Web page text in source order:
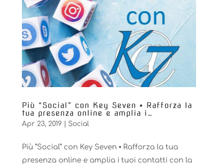
Più “Social” con Key Seven ▪️ Rafforza la
tua presenza online e amplia i…
Apr 23, 2019| Social
Più “Social” con Key Seven ▪️ Rafforza la tua
presenza online e amplia i tuoi contatti con la